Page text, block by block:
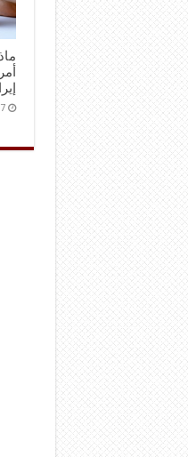
‏7 ساعات مضت